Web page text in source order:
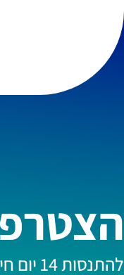
להתנסות 14 יום חינם הירשמו